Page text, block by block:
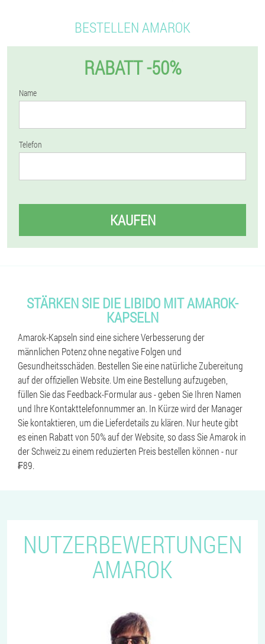
BESTELLEN AMAROK
RABATT -50%
Name
Telefon
KAUFEN
STÄRKEN SIE DIE LIBIDO MIT AMAROK-
KAPSELN
Amarok-Kapseln sind eine sichere Verbesserung der
männlichen Potenz ohne negative Folgen und
Gesundheitsschäden. Bestellen Sie eine natürliche Zubereitung
auf der offiziellen Website. Um eine Bestellung aufzugeben,
füllen Sie das Feedback-Formular aus - geben Sie Ihren Namen
und Ihre Kontakttelefonnummer an. In Kürze wird der Manager
Sie kontaktieren, um die Lieferdetails zu klären. Nur heute gibt
es einen Rabatt von 50% auf der Website, so dass Sie Amarok in
der Schweiz zu einem reduzierten Preis bestellen können - nur
₣89.
NUTZERBEWERTUNGEN
AMAROK